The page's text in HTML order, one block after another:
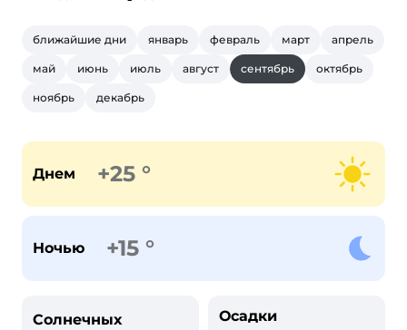
ближайшие дни январь февраль март апрель
май июнь июль август сентябрь октябрь
ноябрь декабрь
Днем +25 °
Ночью +15 °
Солнечных
Осадки